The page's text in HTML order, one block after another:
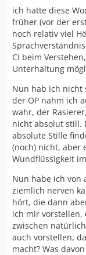
ich hatte diese
früher (vor der
noch relativ viel
CI beim
Unterhaltung
Nun hab ich nicht
der OP nahm ich
wahr, der
nicht absolut still.
absolute Stille
(noch) nicht, aber
Wundflüssigkeit
Nun habe ich von
ziemlich nerven
hört, die dann
ich mir vorstellen,
zwischen
auch vorstellen,
macht? Was